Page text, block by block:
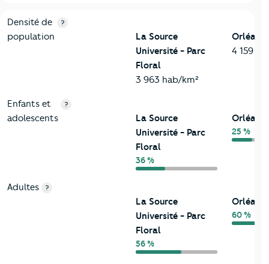
2-Habitants
Critères La Source Université - Parc Floral
Densité de
population
?
La Source
Université - Parc
Floral
3 963 hab/km²
Orléans
4 159
Enfants et
adolescents
?
La Source
Université - Parc
Floral
36 %
Orléans
25 %
Adultes ?
La Source
Université - Parc
Floral
56 %
Orléans
60 %